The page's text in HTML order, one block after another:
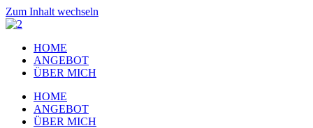
Zum Inhalt wechseln
HOME
ANGEBOT
ÜBER MICH
HOME
ANGEBOT
ÜBER MICH